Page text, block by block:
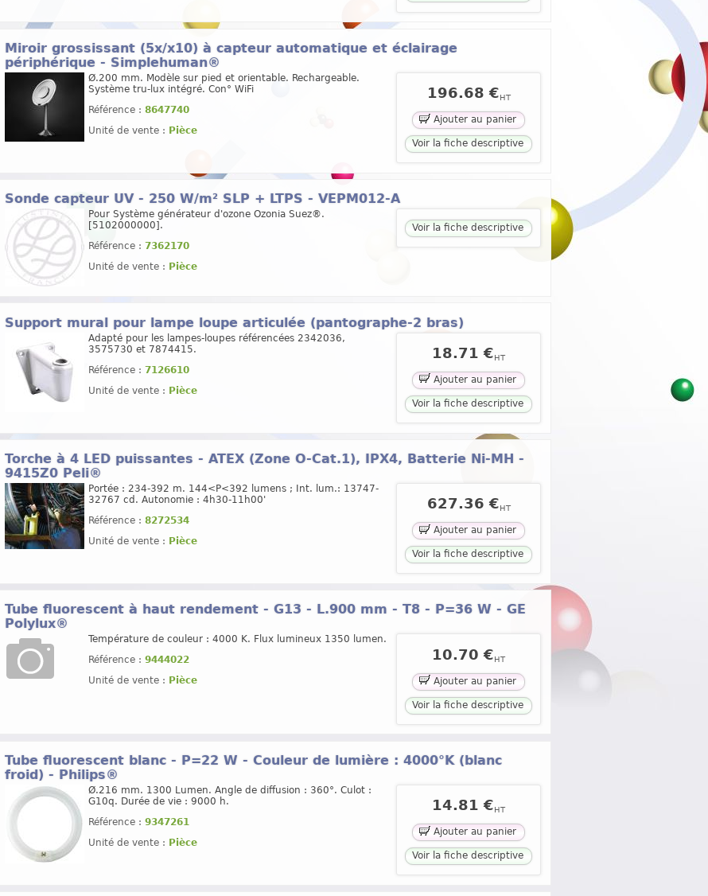
Miroir grossissant (5x/x10) à capteur automatique et éclairage
périphérique - Simplehuman®
Ø.200 mm. Modèle sur pied et orientable. Rechargeable.
Système tru-lux intégré. Con° WiFi
Référence : 8647740
Unité de vente : Pièce
196.68 € HT
Ajouter au panier
Voir la fiche descriptive
Sonde capteur UV - 250 W/m² SLP + LTPS - VEPM012-A
Pour Système générateur d'ozone Ozonia Suez®.
[5102000000].
Référence : 7362170
Unité de vente : Pièce
Voir la fiche descriptive
Support mural pour lampe loupe articulée (pantographe-2 bras)
Adapté pour les lampes-loupes référencées 2342036,
3575730 et 7874415.
Référence : 7126610
Unité de vente : Pièce
18.71 € HT
Ajouter au panier
Voir la fiche descriptive
Torche à 4 LED puissantes - ATEX (Zone O-Cat.1), IPX4, Batterie Ni-MH -
9415Z0 Peli®
Portée : 234-392 m. 144<P<392 lumens ; Int. lum.: 13747-
32767 cd. Autonomie : 4h30-11h00'
Référence : 8272534
Unité de vente : Pièce
627.36 € HT
Ajouter au panier
Voir la fiche descriptive
Tube fluorescent à haut rendement - G13 - L.900 mm - T8 - P=36 W - GE
Polylux®
Température de couleur : 4000 K. Flux lumineux 1350 lumen.
Référence : 9444022
Unité de vente : Pièce
10.70 €HT
Ajouter au panier
Voir la fiche descriptive
Tube fluorescent blanc - P=22 W - Couleur de lumière : 4000°K (blanc
froid) - Philips®
Ø.216 mm. 1300 Lumen. Angle de diffusion : 360°. Culot :
G10q. Durée de vie : 9000 h.
Référence : 9347261
Unité de vente : Pièce
14.81 € HT
Ajouter au panier
Voir la fiche descriptive